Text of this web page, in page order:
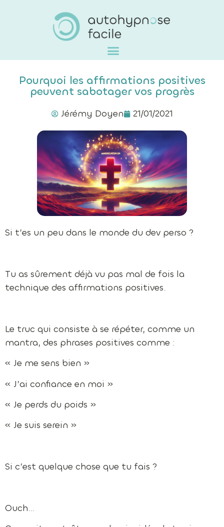
Pourquoi les affirmations positives
peuvent sabotager vos progrès
Jérémy Doyen 21/01/2021
Si t’es un peu dans le monde du dev perso ?
Tu as sûrement déjà vu pas mal de fois la
technique des affirmations positives.
Le truc qui consiste à se répéter, comme un
mantra, des phrases positives comme :
« Je me sens bien »
« J’ai confiance en moi »
« Je perds du poids »
« Je suis serein »
Si c’est quelque chose que tu fais ?
Ouch…